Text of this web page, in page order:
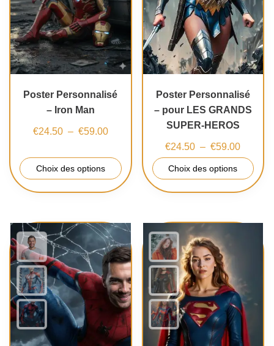
Poster Personnalisé
– Iron Man
€24.50 – €59.00
Choix des options
Poster Personnalisé
– pour LES GRANDS
SUPER-HEROS
€24.50 – €59.00
Choix des options